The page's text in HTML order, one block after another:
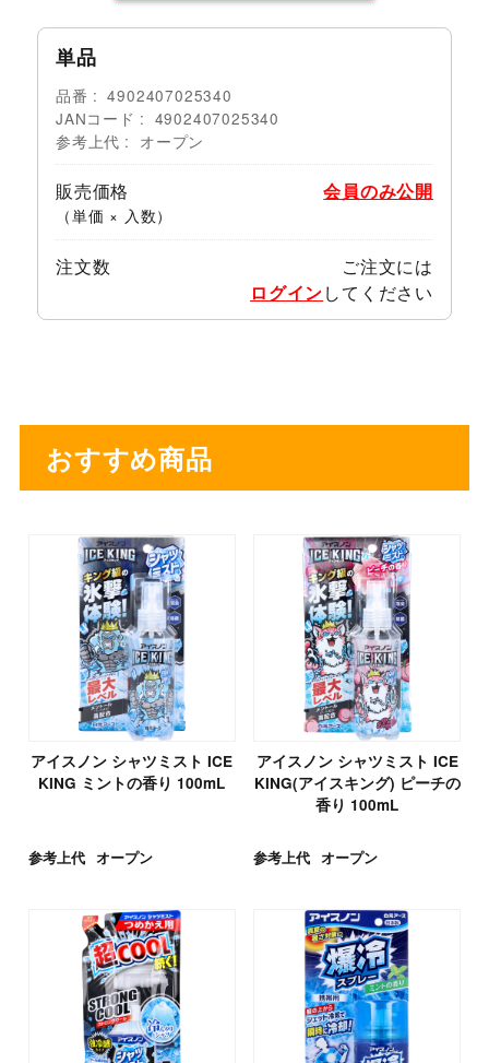
単品
品番
4902407025340
JANコード
4902407025340
参考上代
オープン
販売価格
（単価 × 入数）
会員のみ公開
注文数
ご注文には
ログインしてください
おすすめ商品
アイスノン シャツミスト ICE
KING ミントの香り 100mL
参考上代 オープン
アイスノン シャツミスト ICE
KING(アイスキング) ピーチの
香り 100mL
参考上代 オープン